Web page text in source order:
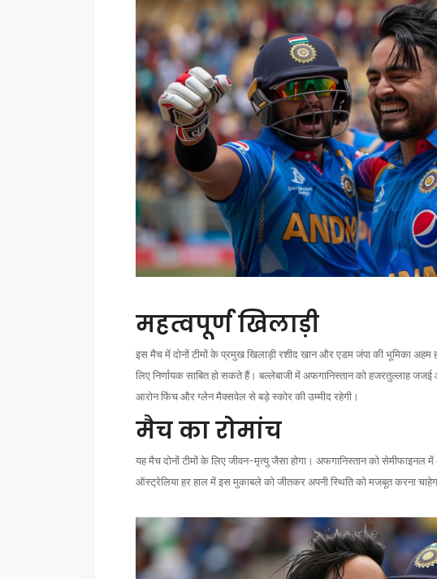
महत्वपूर्ण खिलाड़ी
इस मैच में दोनों टीमों के प्रमुख खिलाड़ी रशीद खान और एडम जंपा की भूमिका अहम
लिए निर्णायक साबित हो सकते हैं। बल्लेबाजी में अफगानिस्तान को हजरतुल्लाह
आरोन फिंच और ग्लेन मैक्सवेल से बड़े स्कोर की उम्मीद रहेगी।
मैच का रोमांच
यह मैच दोनों टीमों के लिए जीवन-मृत्यु जैसा होगा। अफगानिस्तान को
ऑस्ट्रेलिया हर हाल में इस मुकाबले को जीतकर अपनी स्थिति को मजबूत करना